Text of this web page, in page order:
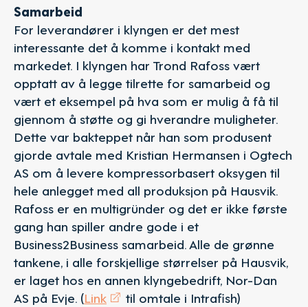
Samarbeid
For leverandører i klyngen er det mest
interessante det å komme i kontakt med
markedet. I klyngen har Trond Rafoss vært
opptatt av å legge tilrette for samarbeid og
vært et eksempel på hva som er mulig å få til
gjennom å støtte og gi hverandre muligheter.
Dette var bakteppet når han som produsent
gjorde avtale med Kristian Hermansen i Ogtech
AS om å levere kompressorbasert oksygen til
hele anlegget med all produksjon på Hausvik.
Rafoss er en multigründer og det er ikke første
gang han spiller andre gode i et
Business2Business samarbeid. Alle de grønne
tankene, i alle forskjellige størrelser på Hausvik,
er laget hos en annen klyngebedrift, Nor-Dan
AS på Evje. (Link til omtale i Intrafish)